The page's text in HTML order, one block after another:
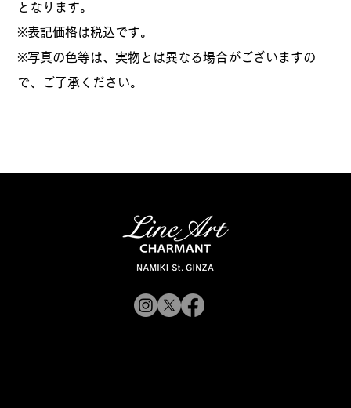
となります。
​※表記価格は税込です。
※写真の色等は、実物とは異なる場合がございますの
で、ご了承ください。